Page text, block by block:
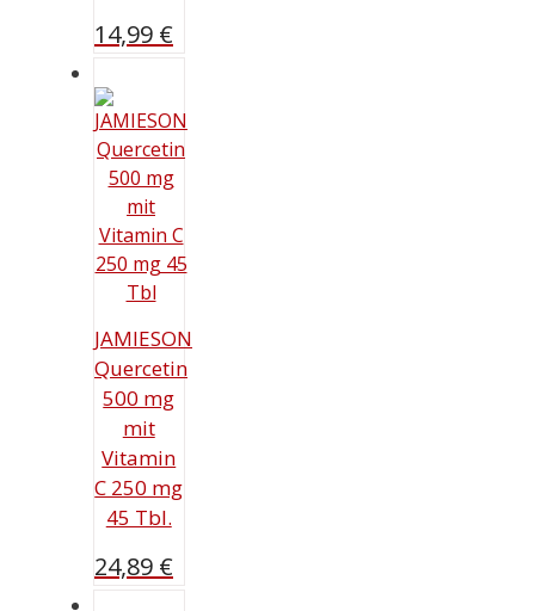
14,99 €
JAMIESON
Quercetin
500 mg
mit
Vitamin
C 250 mg
45 Tbl.
24,89 €